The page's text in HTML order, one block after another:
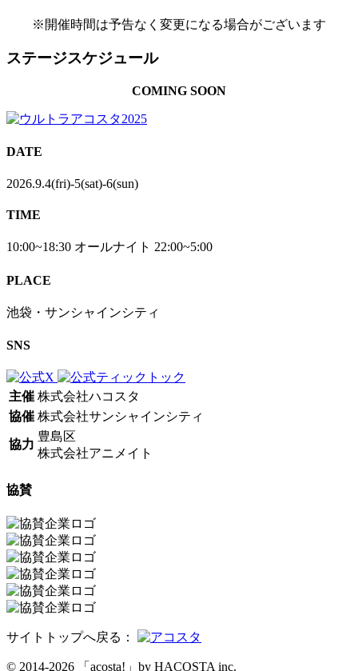
※開催時間は予告なく変更になる場合がございます
ステージスケジュール
COMING SOON
DATE
2026.9.4(fri)-5(sat)-6(sun)
TIME
10:00~18:30 オールナイト 22:00~5:00
PLACE
池袋・サンシャインシティ
SNS
主催 株式会社ハコスタ
協催 株式会社サンシャインシティ
協力
豊島区
株式会社アニメイト
協賛
サイトトップへ戻る：
© 2014-2026 「acosta!」by HACOSTA inc.